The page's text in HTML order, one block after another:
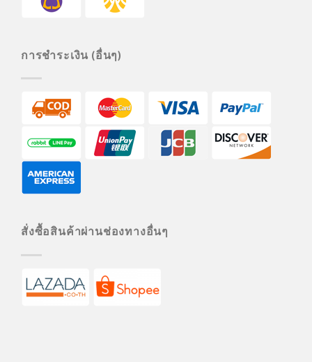
การชำระเงิน (อื่นๆ)
สั่งซื้อสินค้าผ่านช่องทางอื่นๆ